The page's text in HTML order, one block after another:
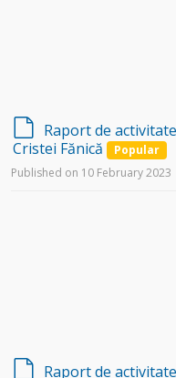
d
e
a
Raport de
Cristei Fănică
Popular
Published on 10 February 2023
dRaport de